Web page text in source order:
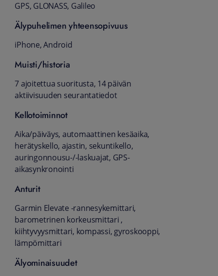
GPS, GLONASS, Galileo
Älypuhelimen yhteensopivuus
iPhone, Android
Muisti/historia
7 ajoitettua suoritusta, 14 päivän
aktiivisuuden seurantatiedot
Kellotoiminnot
Aika/päiväys, automaattinen kesäaika,
herätyskello, ajastin, sekuntikello,
auringonnousu-/-laskuajat, GPS-
aikasynkronointi
Anturit
Garmin Elevate -rannesykemittari,
barometrinen korkeusmittari ,
kiihtyvyysmittari, kompassi, gyroskooppi,
lämpömittari
Älyominaisuudet